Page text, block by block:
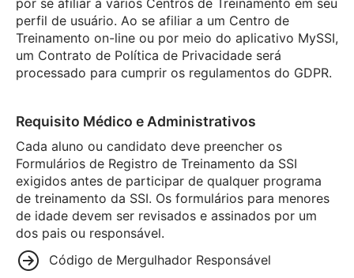
perfil de usuário. Ao se afiliar a um Centro de
Treinamento on-line ou por meio do aplicativo MySSI,
um Contrato de Política de Privacidade será
processado para cumprir os regulamentos do GDPR.
Requisito Médico e Administrativos
Cada aluno ou candidato deve preencher os
Formulários de Registro de Treinamento da SSI
exigidos antes de participar de qualquer programa
de treinamento da SSI. Os formulários para menores
de idade devem ser revisados e assinados por um
dos pais ou responsável.
Código de Mergulhador Responsável